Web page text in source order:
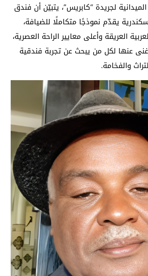
لجريدة “كابريس”، يتبيّن أن فندق
يقدّم نموذجًا متكاملًا للضيافة،
العريقة وأعلى معايير الراحة العصرية،
عنها لكل من يبحث عن تجربة فندقية
والفخامة.